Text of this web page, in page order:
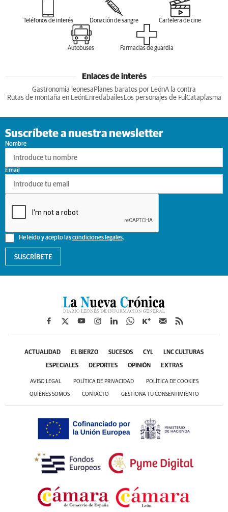
Teléfonos de interés Donación de sangre Cartelera de cine
Autobuses Farmacias de guardia
Enlaces de interés
Gastronomia leonesa Planes baratos por LeónA la contra
Rutas de montaña en LeónEnredabailesLos personajes de Ful Cataplasma
Suscríbete a nuestra newsletter
Nombre
He leído y acepto lascondiciones legales.
Email
SUSCRÍBETE
ACTUALIDAD EL BIERZO SUCESOS CYL LNC CULTURAS
ESPECIALES DEPORTES OPINIÓN EXTRAS
AVISO LEGAL POLÍTICA DE PRIVACIDAD POLÍTICA DE COOKIES
QUIÉNES SOMOS CONTACTO GESTIONA TU CONSENTIMIENTO